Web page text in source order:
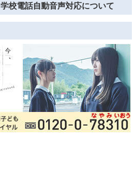
学校電話自動音声対応について